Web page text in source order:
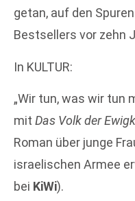
getan, auf den
Bestsellers vor zehn
In KULTUR:
„Wir tun, was wir tun
mit Das Volk der
Roman über junge
israelischen Armee
bei KiWi).